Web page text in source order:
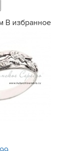
В избранное